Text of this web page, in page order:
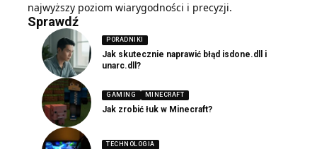
najwyższy poziom wiarygodności i precyzji.
Sprawdź
PORADNIKI
Jak skutecznie naprawić błąd isdone.dll i
unarc.dll?
GAMING MINECRAFT
Jak zrobić łuk w Minecraft?
TECHNOLOGIA